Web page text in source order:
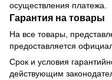
осуществления платежа.
Гарантия на товары
На все товары,
предоставляется
Срок и условия
действующим